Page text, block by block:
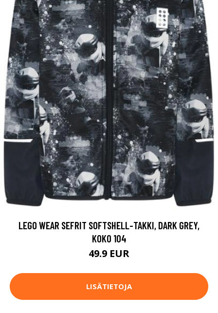
LEGO WEAR SEFRIT SOFTSHELL-TAKKI, DARK GREY,
KOKO 104
49.9 EUR
LISÄTIETOJA